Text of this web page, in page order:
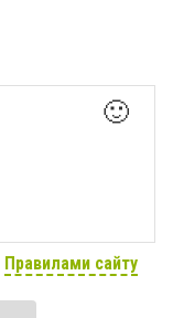
🙂
Правилами сайту